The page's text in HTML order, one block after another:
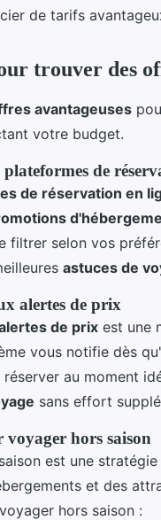
de tarifs
trouver des
avantageuses
votre budget.
de
de réservation en
filtrer selon vos
astuces de
alertes de prix
de prix est une
vous notifie dès
au moment
sans effort
voyager hors saison
est une
et des
hors saison :